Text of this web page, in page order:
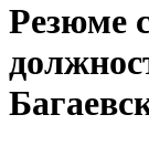
Резюме